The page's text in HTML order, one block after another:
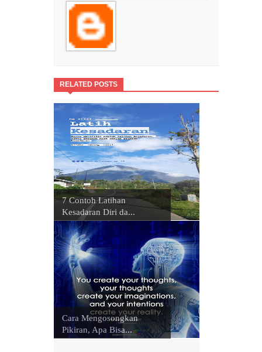
RELATED POSTS
7 Contoh Latihan
Kesadaran Diri da...
Cara Mengosongkan
Pikiran, Apa Bisa...